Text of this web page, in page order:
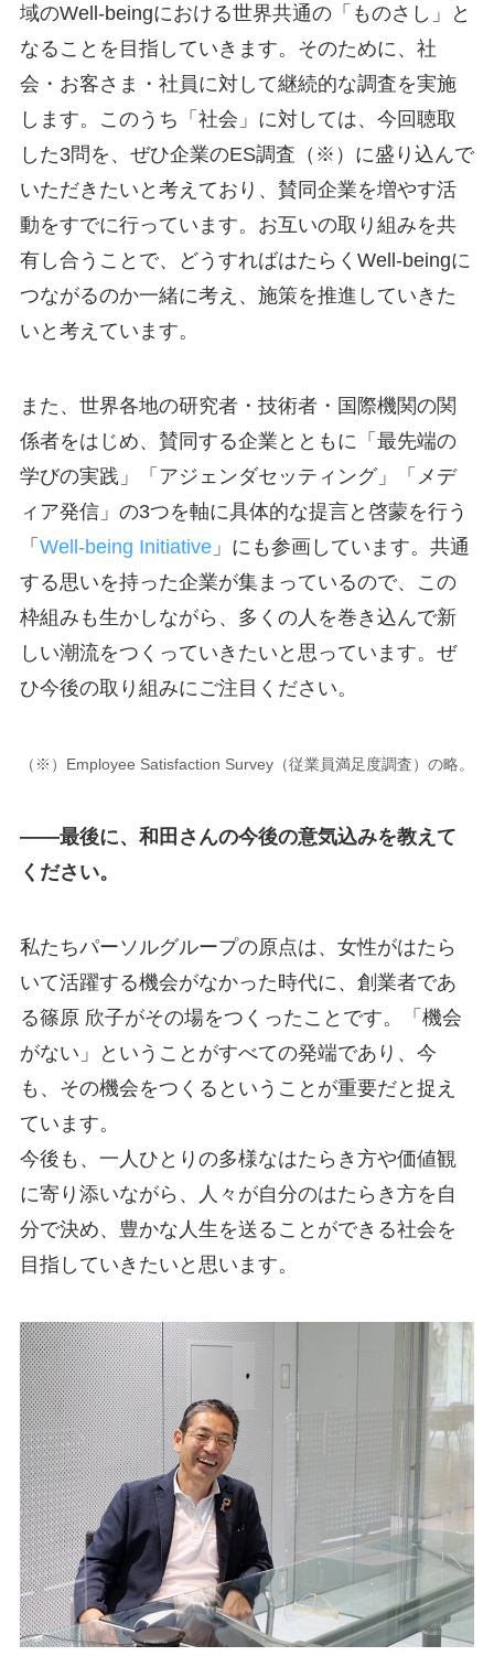
域のWell-beingにおける世界共通の「ものさし」と
なることを目指していきます。そのために、社
会・お客さま・社員に対して継続的な調査を実施
します。このうち「社会」に対しては、今回聴取
した3問を、ぜひ企業のES調査（※）に盛り込んで
いただきたいと考えており、賛同企業を増やす活
動をすでに行っています。お互いの取り組みを共
有し合うことで、どうすればはたらくWell-beingに
つながるのか一緒に考え、施策を推進していきた
いと考えています。
また、世界各地の研究者・技術者・国際機関の関
係者をはじめ、賛同する企業とともに「最先端の
学びの実践」「アジェンダセッティング」「メデ
ィア発信」の3つを軸に具体的な提言と啓蒙を行う
「 Well-being Initiative」にも参画しています。共通
する思いを持った企業が集まっているので、この
枠組みも生かしながら、多くの人を巻き込んで新
しい潮流をつくっていきたいと思っています。ぜ
ひ今後の取り組みにご注目ください。
（※）Employee Satisfaction Survey（従業員満足度調査）の略。
――最後に、和田さんの今後の意気込みを教えて
ください。
私たちパーソルグループの原点は、女性がはたら
いて活躍する機会がなかった時代に、創業者であ
る篠原 欣子がその場をつくったことです。「機会
がない」ということがすべての発端であり、今
も、その機会をつくるということが重要だと捉え
ています。
今後も、一人ひとりの多様なはたらき方や価値観
に寄り添いながら、人々が自分のはたらき方を自
分で決め、豊かな人生を送ることができる社会を
目指していきたいと思います。